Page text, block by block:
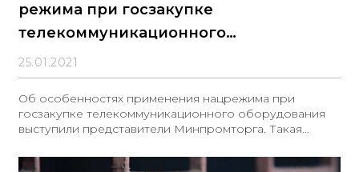
режима при госзакупке
телекоммуникационного
оборудования рассказали в
Минпромторге
25.01.2021
Об особенностях применения нацрежима при
госзакупке телекоммуникационного оборудования
выступили представители Минпромторга. Такая